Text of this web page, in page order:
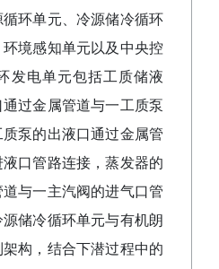
环单元、冷源储冷循环
境感知单元以及中央控
发电单元包括工质储液
过金属管道与一工质泵
泵的出液口通过金属管
口管路连接，蒸发器的
与一主汽阀的进气口管
储冷循环单元与有机朗
构，结合下潜过程中的